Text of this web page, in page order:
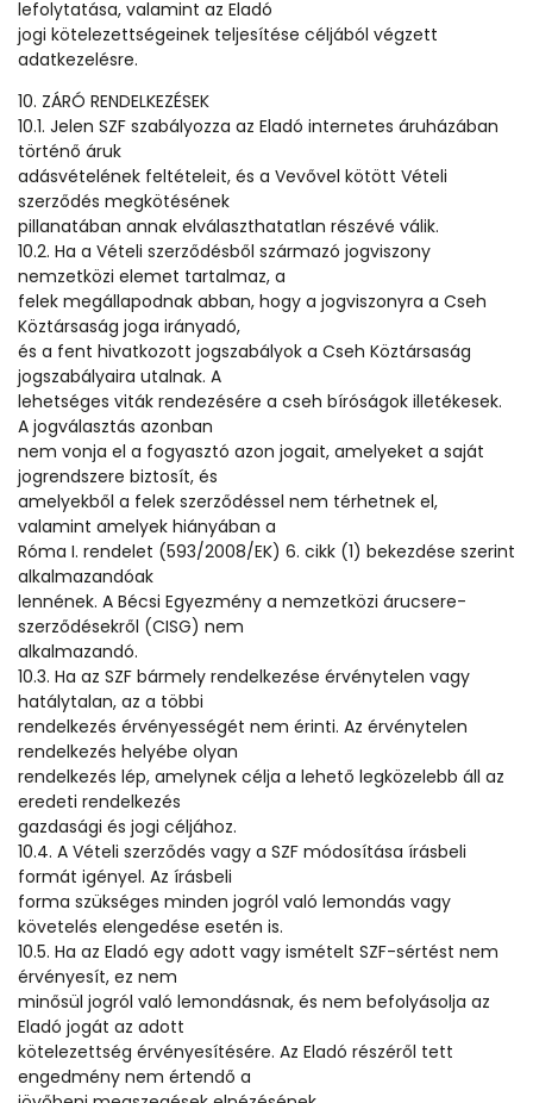
lefolytatása, valamint az Eladó
jogi kötelezettségeinek teljesítése céljából végzett
adatkezelésre.
10. ZÁRÓ RENDELKEZÉSEK
10.1. Jelen SZF szabályozza az Eladó internetes áruházában
történő áruk
adásvételének feltételeit, és a Vevővel kötött Vételi
szerződés megkötésének
pillanatában annak elválaszthatatlan részévé válik.
10.2. Ha a Vételi szerződésből származó jogviszony
nemzetközi elemet tartalmaz, a
felek megállapodnak abban, hogy a jogviszonyra a Cseh
Köztársaság joga irányadó,
és a fent hivatkozott jogszabályok a Cseh Köztársaság
jogszabályaira utalnak. A
lehetséges viták rendezésére a cseh bíróságok illetékesek.
A jogválasztás azonban
nem vonja el a fogyasztó azon jogait, amelyeket a saját
jogrendszere biztosít, és
amelyekből a felek szerződéssel nem térhetnek el,
valamint amelyek hiányában a
Róma I. rendelet (593/2008/EK) 6. cikk (1) bekezdése szerint
alkalmazandóak
lennének. A Bécsi Egyezmény a nemzetközi árucsere-
szerződésekről (CISG) nem
alkalmazandó.
10.3. Ha az SZF bármely rendelkezése érvénytelen vagy
hatálytalan, az a többi
rendelkezés érvényességét nem érinti. Az érvénytelen
rendelkezés helyébe olyan
rendelkezés lép, amelynek célja a lehető legközelebb áll az
eredeti rendelkezés
gazdasági és jogi céljához.
10.4. A Vételi szerződés vagy a SZF módosítása írásbeli
formát igényel. Az írásbeli
forma szükséges minden jogról való lemondás vagy
követelés elengedése esetén is.
10.5. Ha az Eladó egy adott vagy ismételt SZF-sértést nem
érvényesít, ez nem
minősül jogról való lemondásnak, és nem befolyásolja az
Eladó jogát az adott
kötelezettség érvényesítésére. Az Eladó részéről tett
engedmény nem értendő a